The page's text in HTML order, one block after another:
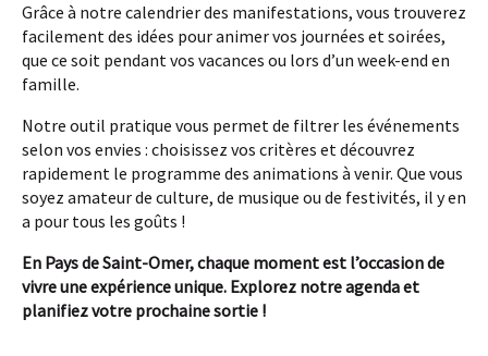
Grâce à notre calendrier des manifestations, vous trouverez
facilement des idées pour animer vos journées et soirées,
que ce soit pendant vos vacances ou lors d’un week-end en
famille.
Notre outil pratique vous permet de filtrer les événements
selon vos envies : choisissez vos critères et découvrez
rapidement le programme des animations à venir. Que vous
soyez amateur de culture, de musique ou de festivités, il y en
a pour tous les goûts !
En Pays de Saint-Omer, chaque moment est l’occasion de
vivre une expérience unique. Explorez notre agenda et
planifiez votre prochaine sortie !